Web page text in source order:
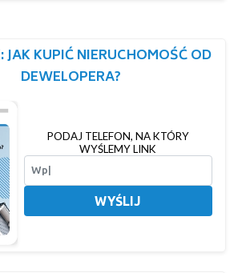
JAK KUPIĆ NIERUCHOMOŚĆ OD
DEWELOPERA?
PODAJ TELEFON, NA KTÓRY
WYŚLEMY LINK
WYŚLIJ